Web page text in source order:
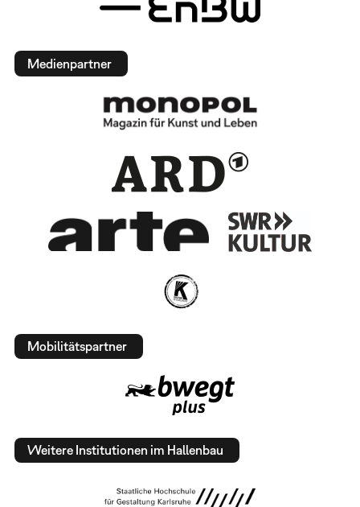
Medienpartner
Mobilitätspartner
Weitere Institutionen im Hallenbau